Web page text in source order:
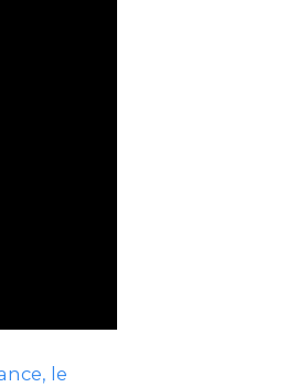
le